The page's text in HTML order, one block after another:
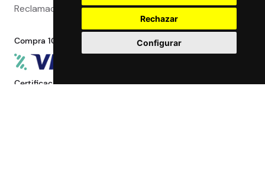
Rechazar
Configurar
Reclamaciones
Compra 100% segura
Certificaciones